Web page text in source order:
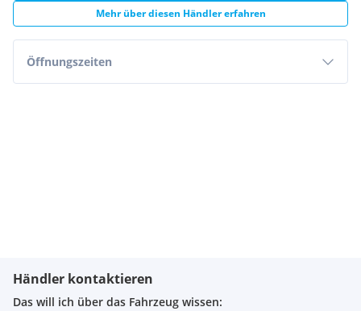
Mehr über diesen Händler erfahren
Öffnungszeiten
Händler kontaktieren
Das will ich über das Fahrzeug wissen: